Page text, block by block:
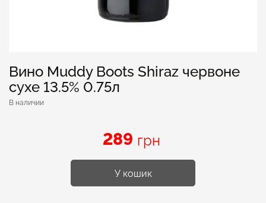
Вино Muddy Boots Shiraz червоне
сухе 13.5% 0.75л
В наличии
289 грн
У кошик